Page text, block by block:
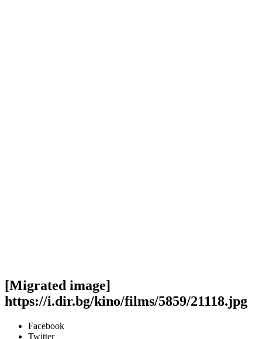
[Migrated image]
https://i.dir.bg/kino/films/5859/21118.jpg
Facebook
Twitter